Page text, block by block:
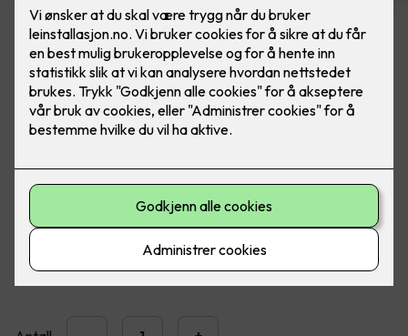
Easee Charge Max
Ferdig montert elbillader. Easee Charge Max er
kraftig, presis og solid.
En MID-sertifisert elbillader designet for å levere nøyaktige
strømmålinger, forståelige fakturaer og full kontroll over
ladekostnadene.
20,990,-